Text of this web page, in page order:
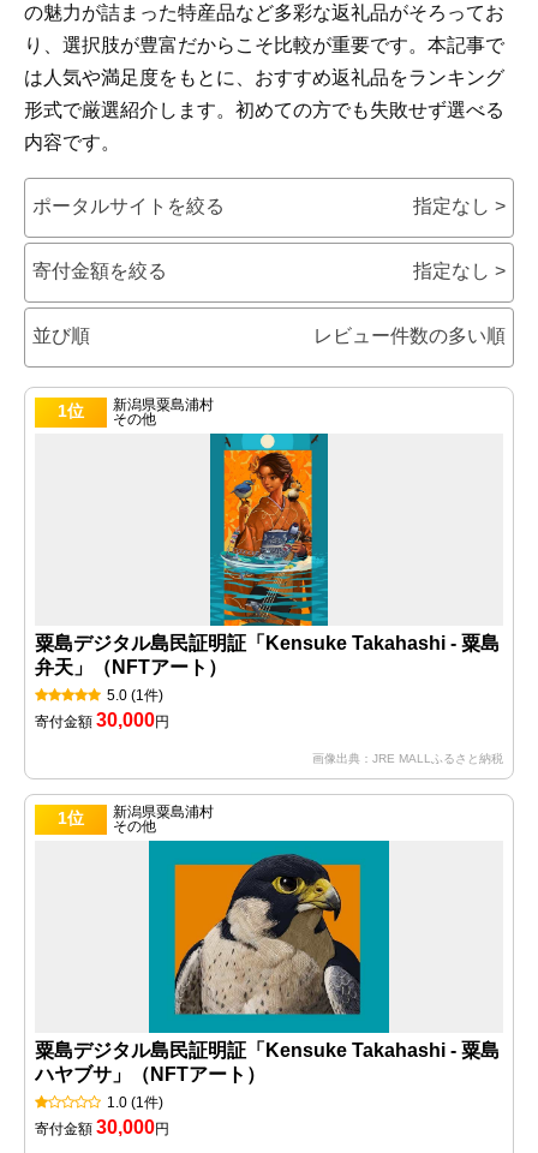
の魅力が詰まった特産品など多彩な返礼品がそろってお
り、選択肢が豊富だからこそ比較が重要です。本記事で
は人気や満足度をもとに、おすすめ返礼品をランキング
形式で厳選紹介します。初めての方でも失敗せず選べる
内容です。
ポータルサイトを絞る 指定なし >
寄付金額を絞る 指定なし >
並び順 レビュー件数の多い順
1位
新潟県粟島浦村
その他
粟島デジタル島民証明証「Kensuke Takahashi - 粟島
弁天」（NFTアート）
5.0 (1件)
寄付金額 30,000円
画像出典：JRE MALLふるさと納税
1位
新潟県粟島浦村
その他
粟島デジタル島民証明証「Kensuke Takahashi - 粟島
ハヤブサ」（NFTアート）
1.0 (1件)
寄付金額 30,000円